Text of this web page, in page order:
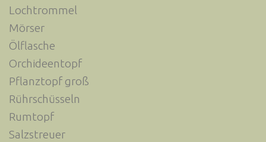
Lochtrommel
Mörser
Ölflasche
Orchideentopf
Pflanztopf groß
Rührschüsseln
Rumtopf
Salzstreuer